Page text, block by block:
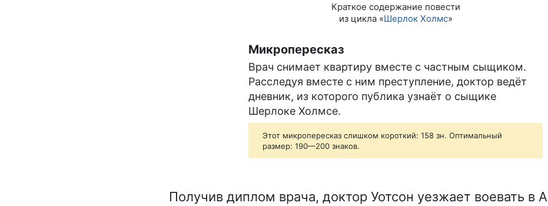
Краткое содержание повести
из цикла «Шерлок Холмс»
Микропересказ
Врач снимает квартиру вместе с частным сыщиком.
Расследуя вместе с ним преступление, доктор ведёт
дневник, из которого публика узнаёт о сыщике
Шерлоке Холмсе.
Этот микропересказ слишком короткий: 158 зн. Оптимальный
размер: 190—200 знаков.
Получив диплом врача, доктор Уотсон уезжает воевать в